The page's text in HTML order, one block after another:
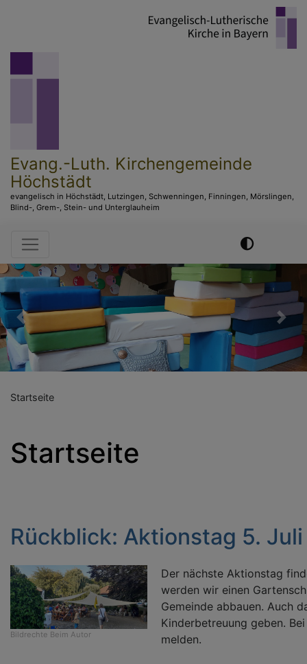
Evang.-Luth. Kirchengemeinde
Höchstädt
evangelisch in Höchstädt, Lutzingen, Schwenningen, Finningen, Mörslingen,
Blind-, Grem-, Stein- und Unterglauheim
Hauptnavigation
Previous Next
Startseite
Startseite
Rückblick: Aktionstag 5. Juli
Bildrechte Beim Autor
Der nächste Aktionstag
werden wir einen
Gemeinde abbauen. Auch
Kinderbetreuung geben.
melden.